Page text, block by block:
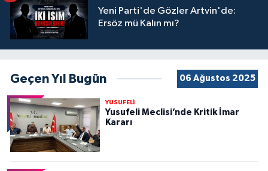
Yeni Parti'de Gözler Artvin'de:
Ersöz mü Kalın mı?
Geçen Yıl Bugün 06 Ağustos 2025
YUSUFELİ
Yusufeli Meclisi’nde Kritik İmar
Kararı